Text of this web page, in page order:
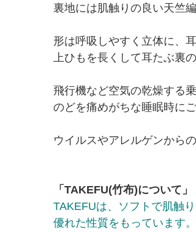
裏地には肌触りの良い天竺
形は呼吸しやすく立体に、
上ひもを長くして耳たぶ裏
飛行機など空気の乾燥する
のどを痛めがちな睡眠時に
ウイルスやアレルゲンから
「TAKEFU(竹布)について」
TAKEFUは、ソフトで肌触
優れた性質をもっています。